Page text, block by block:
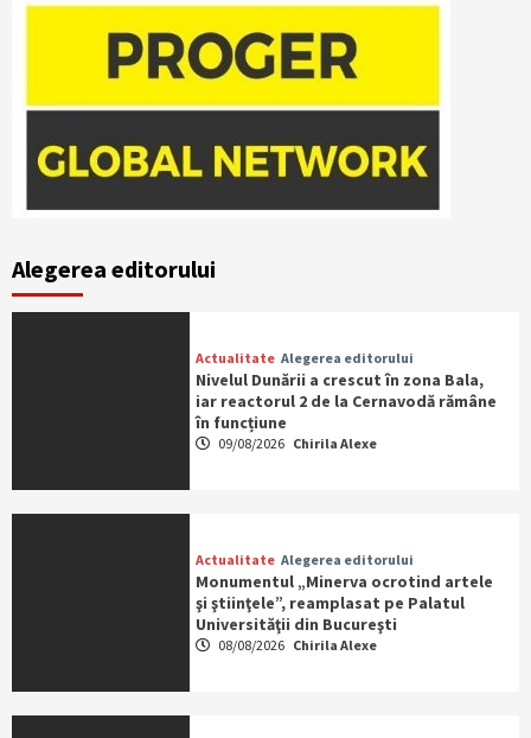
Alegerea editorului
Actualitate Alegerea editorului
Nivelul Dunării a crescut în zona Bala,
iar reactorul 2 de la Cernavodă rămâne
în funcțiune
09/08/2026 Chirila Alexe
Actualitate Alegerea editorului
Monumentul „Minerva ocrotind artele
şi ştiinţele”, reamplasat pe Palatul
Universităţii din Bucureşti
08/08/2026 Chirila Alexe